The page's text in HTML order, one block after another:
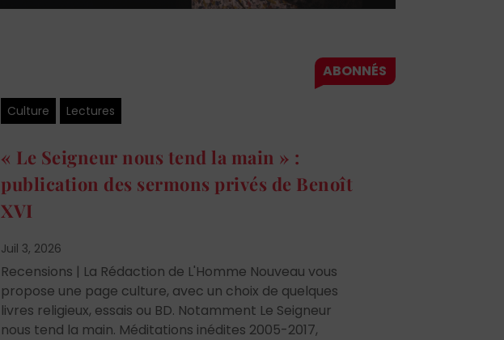
Culture Lectures
« Le Seigneur nous tend la main » :
publication des sermons privés de Benoît
XVI
Juil 3, 2026
Recensions | La Rédaction de L'Homme Nouveau vous
propose une page culture, avec un choix de quelques
livres religieux, essais ou BD. Notamment Le Seigneur
nous tend la main. Méditations inédites 2005-2017,